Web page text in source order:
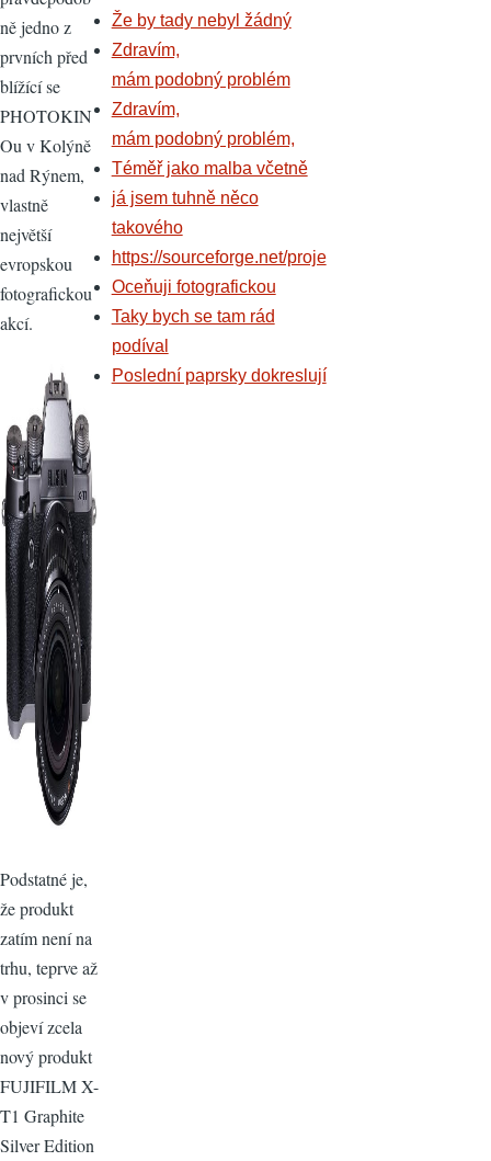
ně jedno z
prvních před
blížící se
PHOTOKIN
Ou v Kolýně
nad Rýnem,
vlastně
největší
evropskou
fotografickou
akcí.
Podstatné je,
že produkt
zatím není na
trhu, teprve až
v prosinci se
objeví zcela
nový produkt
FUJIFILM X-
T1 Graphite
Silver Edition
Že by tady nebyl žádný
Zdravím,
mám podobný problém
Zdravím,
mám podobný problém,
Téměř jako malba včetně
já jsem tuhně něco
takového
https://sourceforge.net/proje
Oceňuji fotografickou
Taky bych se tam rád
podíval
Poslední paprsky dokreslují